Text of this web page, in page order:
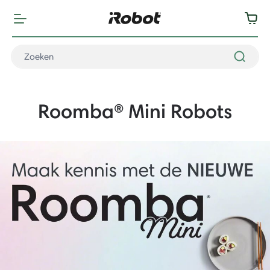
Roomba® Mini Robots